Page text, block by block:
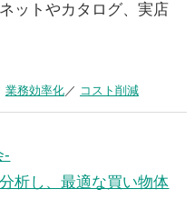
ットやカタログ、実店
業務効率化 コスト削減
-
析し、最適な買い物体